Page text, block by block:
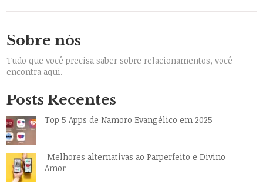
Sobre nós
Tudo que você precisa saber sobre relacionamentos, você
encontra aqui.
Posts Recentes
Top 5 Apps de Namoro Evangélico em 2025
Melhores alternativas ao Parperfeito e Divino
Amor